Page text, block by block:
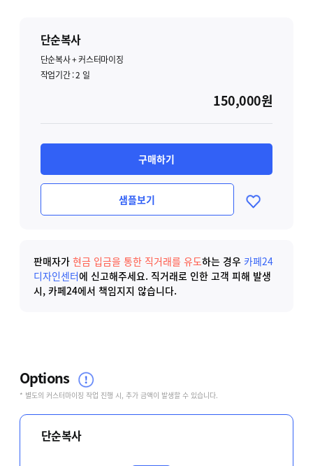
Options
* 별도의 커스터마이징 작업 진행 시, 추가 금액이 발생할 수 있습니다.
단순복사
단순복사
단순복사 + 커스터마이징
작업기간 :2 일
150,000원
구매하기
샘플보기
판매자가 현금 입금을 통한 직거래를 유도하는 경우 카페24
디자인센터에 신고해주세요. 직거래로 인한 고객 피해 발생
시, 카페24에서 책임지지 않습니다.